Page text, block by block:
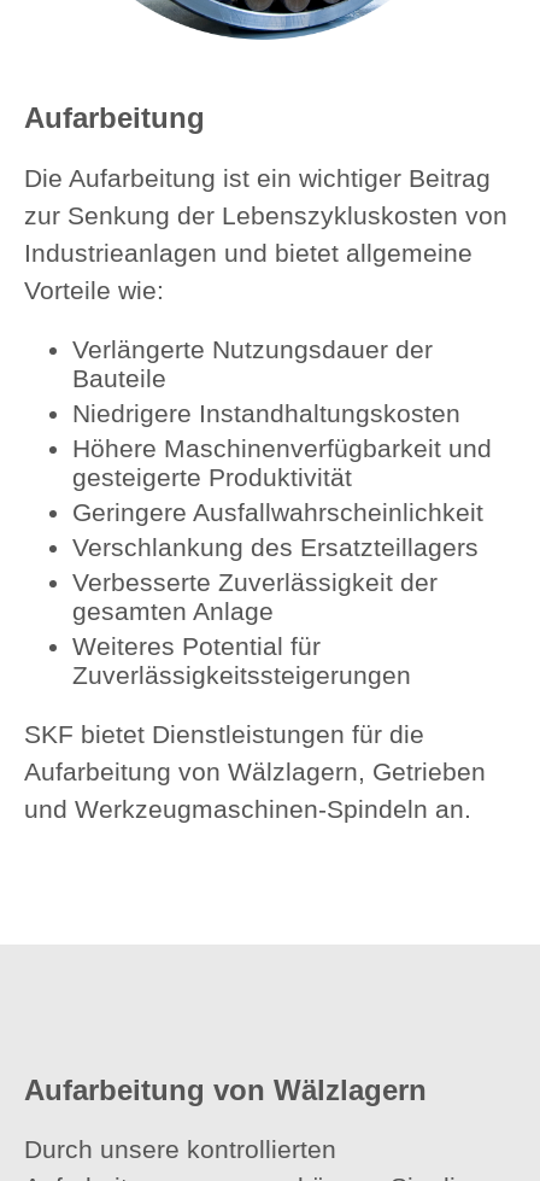
Aufarbeitung
Die Aufarbeitung ist ein wichtiger Beitrag
zur Senkung der Lebenszykluskosten von
Industrieanlagen und bietet allgemeine
Vorteile wie:
Verlängerte Nutzungsdauer der
Bauteile
Niedrigere Instandhaltungskosten
Höhere Maschinenverfügbarkeit und
gesteigerte Produktivität
Geringere Ausfallwahrscheinlichkeit
Verschlankung des Ersatzteillagers
Verbesserte Zuverlässigkeit der
gesamten Anlage
Weiteres Potential für
Zuverlässigkeitssteigerungen
SKF bietet Dienstleistungen für die
Aufarbeitung von Wälzlagern, Getrieben
und Werkzeugmaschinen-Spindeln an.
Aufarbeitung von Wälzlagern
Durch unsere kontrollierten